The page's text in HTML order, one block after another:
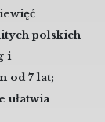
polskich
i
od 7 lat;
ułatwia